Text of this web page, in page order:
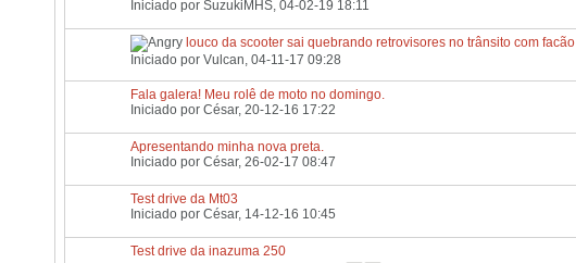
Iniciado por SuzukiMHS, 04-02-19 18:11
louco da scooter sai quebrando retrovisores no trânsito com facão
Iniciado por Vulcan, 04-11-17 09:28
Fala galera! Meu rolê de moto no domingo.
Iniciado por César, 20-12-16 17:22
Apresentando minha nova preta.
Iniciado por César, 26-02-17 08:47
Test drive da Mt03
Iniciado por César, 14-12-16 10:45
Test drive da inazuma 250